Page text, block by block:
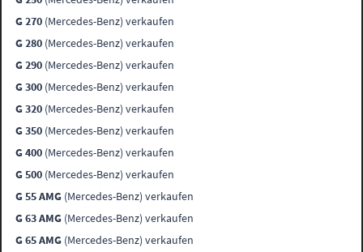
G 270 (Mercedes-Benz) verkaufen
G 280 (Mercedes-Benz) verkaufen
G 290 (Mercedes-Benz) verkaufen
G 300 (Mercedes-Benz) verkaufen
G 320 (Mercedes-Benz) verkaufen
G 350 (Mercedes-Benz) verkaufen
G 400 (Mercedes-Benz) verkaufen
G 500 (Mercedes-Benz) verkaufen
G 55 AMG (Mercedes-Benz) verkaufen
G 63 AMG (Mercedes-Benz) verkaufen
G 65 AMG (Mercedes-Benz) verkaufen